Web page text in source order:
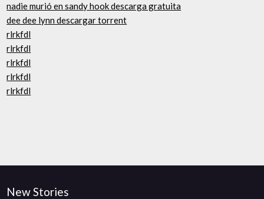
nadie murió en sandy hook descarga gratuita
dee dee lynn descargar torrent
rlrkfdl
rlrkfdl
rlrkfdl
rlrkfdl
rlrkfdl
New Stories